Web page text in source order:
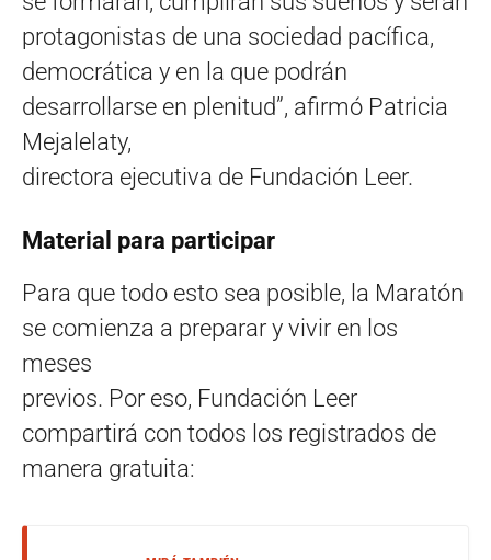
protagonistas de una sociedad pacífica,
democrática y en la que podrán
desarrollarse en plenitud”, afirmó Patricia
Mejalelaty,
directora ejecutiva de Fundación Leer.
Material para participar
Para que todo esto sea posible, la Maratón
se comienza a preparar y vivir en los
meses
previos. Por eso, Fundación Leer
compartirá con todos los registrados de
manera gratuita: